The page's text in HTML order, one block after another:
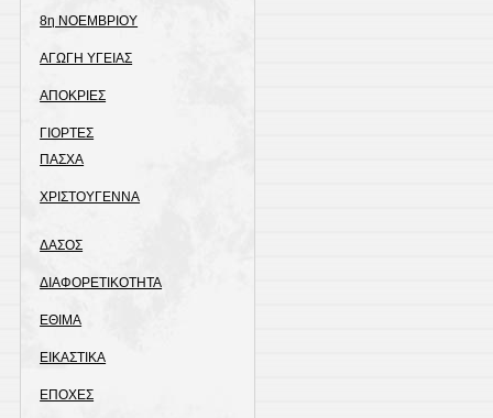
8η ΝΟΕΜΒΡΙΟΥ
ΑΓΩΓΗ ΥΓΕΙΑΣ
ΑΠΟΚΡΙΕΣ
ΓΙΟΡΤΕΣ
ΠΑΣΧΑ
ΧΡΙΣΤΟΥΓΕΝΝΑ
ΔΑΣΟΣ
ΔΙΑΦΟΡΕΤΙΚΟΤΗΤΑ
ΕΘΙΜΑ
ΕΙΚΑΣΤΙΚΑ
ΕΠΟΧΕΣ